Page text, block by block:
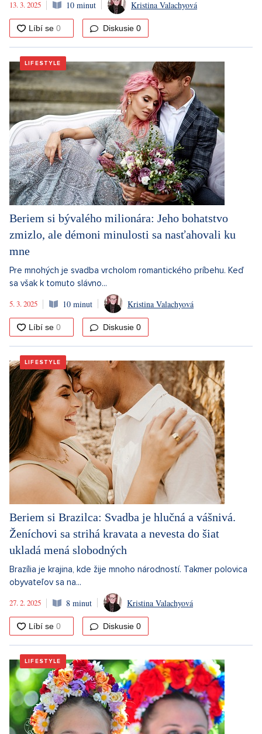
13. 3. 2025 10 minut Kristina Valachyová
Diskusie 0
LIFESTYLE
Beriem si bývalého milionára: Jeho bohatstvo
zmizlo, ale démoni minulosti sa nasťahovali ku
mne
Pre mnohých je svadba vrcholom romantického príbehu. Keď
sa však k tomuto slávno...
5. 3. 2025
10 minut Kristina Valachyová
Diskusie 0
LIFESTYLE
Beriem si Brazilca: Svadba je hlučná a vášnivá.
Ženíchovi sa strihá kravata a nevesta do šiat
ukladá mená slobodných
Brazília je krajina, kde žije mnoho národností. Takmer polovica
obyvateľov sa na...
27. 2. 2025
8 minut Kristina Valachyová
Diskusie 0
LIFESTYLE